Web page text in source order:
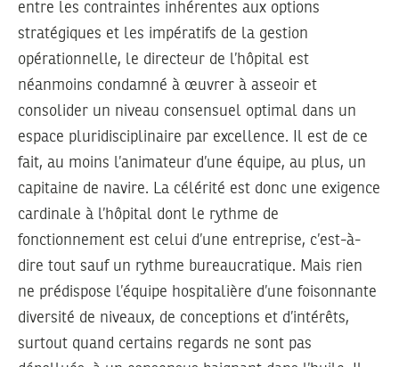
entre les contraintes inhérentes aux options
stratégiques et les impératifs de la gestion
opérationnelle, le directeur de l’hôpital est
néanmoins condamné à œuvrer à asseoir et
consolider un niveau consensuel optimal dans un
espace pluridisciplinaire par excellence. Il est de ce
fait, au moins l’animateur d’une équipe, au plus, un
capitaine de navire. La célérité est donc une exigence
cardinale à l’hôpital dont le rythme de
fonctionnement est celui d’une entreprise, c’est-à-
dire tout sauf un rythme bureaucratique. Mais rien
ne prédispose l’équipe hospitalière d’une foisonnante
diversité de niveaux, de conceptions et d’intérêts,
surtout quand certains regards ne sont pas